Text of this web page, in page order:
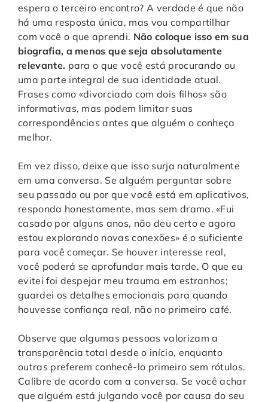
espera o terceiro encontro? A verdade é que não
há uma resposta única, mas vou compartilhar
com você o que aprendi. Não coloque isso em sua
biografia, a menos que seja absolutamente
relevante. para o que você está procurando ou
uma parte integral de sua identidade atual.
Frases como «divorciado com dois filhos» são
informativas, mas podem limitar suas
correspondências antes que alguém o conheça
melhor.
Em vez disso, deixe que isso surja naturalmente
em uma conversa. Se alguém perguntar sobre
seu passado ou por que você está em aplicativos,
responda honestamente, mas sem drama. «Fui
casado por alguns anos, não deu certo e agora
estou explorando novas conexões» é o suficiente
para você começar. Se houver interesse real,
você poderá se aprofundar mais tarde. O que eu
evitei foi despejar meu trauma em estranhos;
guardei os detalhes emocionais para quando
houvesse confiança real, não no primeiro café.
Observe que algumas pessoas valorizam a
transparência total desde o início, enquanto
outras preferem conhecê-lo primeiro sem rótulos.
Calibre de acordo com a conversa. Se você achar
que alguém está julgando você por causa do seu